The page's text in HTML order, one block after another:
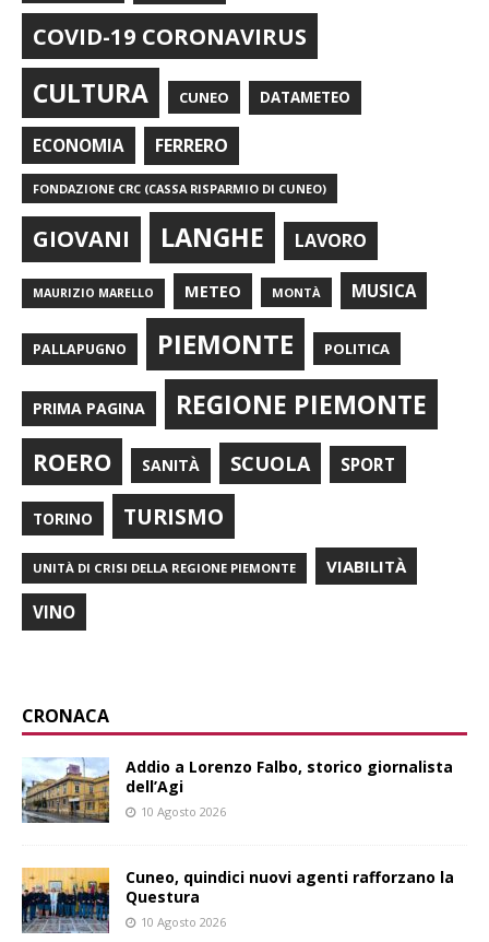
COVID-19 CORONAVIRUS
CULTURA CUNEO DATAMETEO
ECONOMIA FERRERO
FONDAZIONE CRC (CASSA RISPARMIO DI CUNEO)
GIOVANI LANGHE LAVORO
MAURIZIO MARELLO METEO MONTÀ MUSICA
PALLAPUGNO PIEMONTE POLITICA
PRIMA PAGINA REGIONE PIEMONTE
ROERO SANITÀ SCUOLA SPORT
TORINO TURISMO
UNITÀ DI CRISI DELLA REGIONE PIEMONTE VIABILITÀ
VINO
CRONACA
Addio a Lorenzo Falbo, storico giornalista
dell’Agi
10 Agosto 2026
Cuneo, quindici nuovi agenti rafforzano la
Questura
10 Agosto 2026